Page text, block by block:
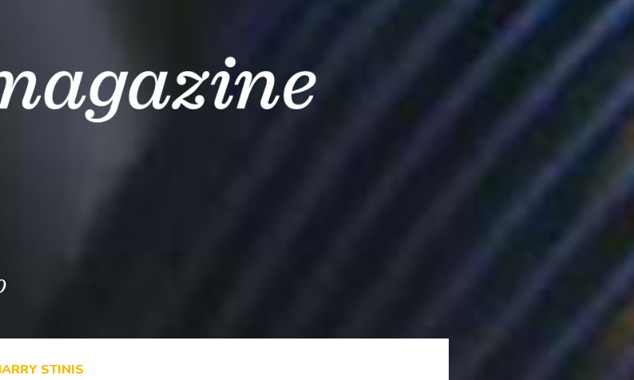
STINIS